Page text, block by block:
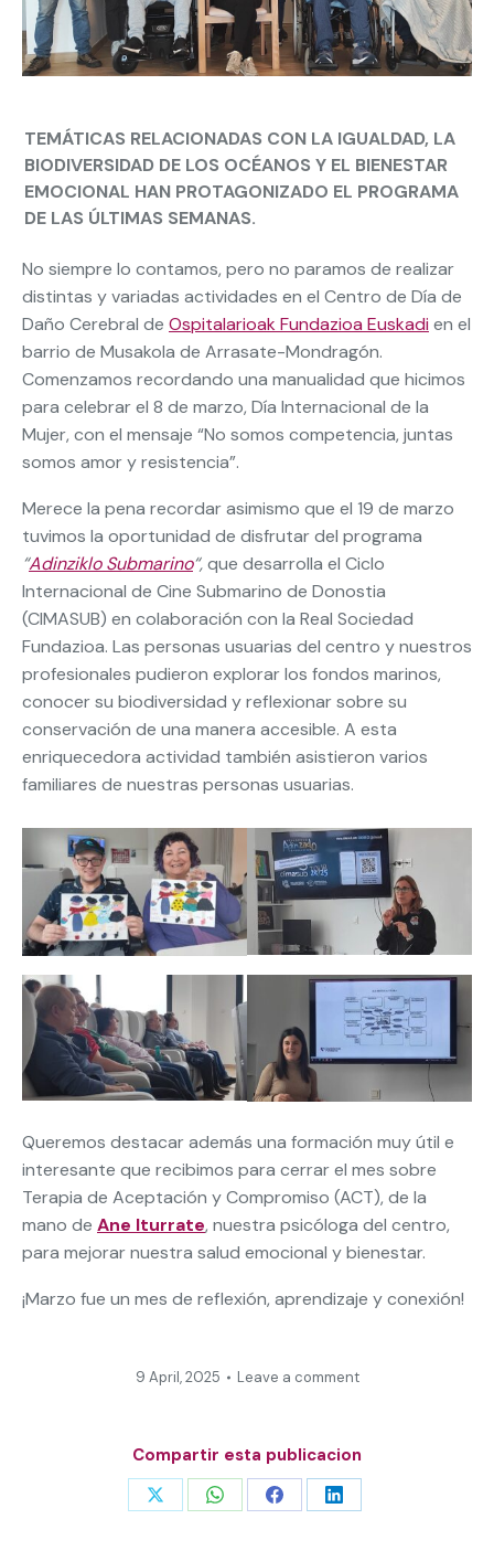
TEMÁTICAS RELACIONADAS CON LA IGUALDAD, LA
BIODIVERSIDAD DE LOS OCÉANOS Y EL BIENESTAR
EMOCIONAL HAN PROTAGONIZADO EL PROGRAMA
DE LAS ÚLTIMAS SEMANAS.
No siempre lo contamos, pero no paramos de realizar
distintas y variadas actividades en el Centro de Día de
Daño Cerebral de Ospitalarioak Fundazioa Euskadi en el
barrio de Musakola de Arrasate-Mondragón.
Comenzamos recordando una manualidad que hicimos
para celebrar el 8 de marzo, Día Internacional de la
Mujer, con el mensaje “No somos competencia, juntas
somos amor y resistencia”.
Merece la pena recordar asimismo que el 19 de marzo
tuvimos la oportunidad de disfrutar del programa
“Adinziklo Submarino“,que desarrolla el Ciclo
Internacional de Cine Submarino de Donostia
(CIMASUB) en colaboración con la Real Sociedad
Fundazioa. Las personas usuarias del centro y nuestros
profesionales pudieron explorar los fondos marinos,
conocer su biodiversidad y reflexionar sobre su
conservación de una manera accesible. A esta
enriquecedora actividad también asistieron varios
familiares de nuestras personas usuarias.
Queremos destacar además una formación muy útil e
interesante que recibimos para cerrar el mes sobre
Terapia de Aceptación y Compromiso (ACT), de la
mano de Ane Iturrate, nuestra psicóloga del centro,
para mejorar nuestra salud emocional y bienestar.
¡Marzo fue un mes de reflexión, aprendizaje y conexión!
9 April, 2025 Leave a comment
Compartir esta publicacion
Share Share Share Share